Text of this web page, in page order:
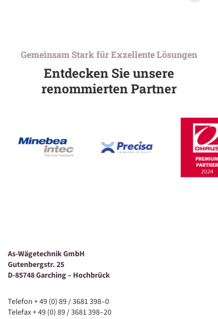
Gemeinsam Stark für Exzellente Lösungen
Entdecken Sie unsere
renommierten Partner
As-Wägetechnik GmbH
Gutenbergstr. 25
D-85748 Garching – Hochbrück
Telefon + 49 (0) 89 / 3681 398–0
Telefax + 49 (0) 89 / 3681 398–20